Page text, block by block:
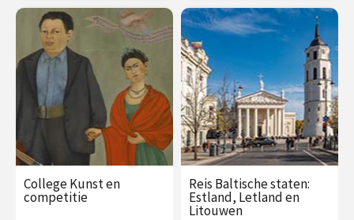
fascinerende regio.
€ 195,00
vanaf 31
/ Op locatie of online
vanaf 02
Op locatie
College Kunst en
competitie
Reis Baltische staten:
Estland, Letland en
Litouwen